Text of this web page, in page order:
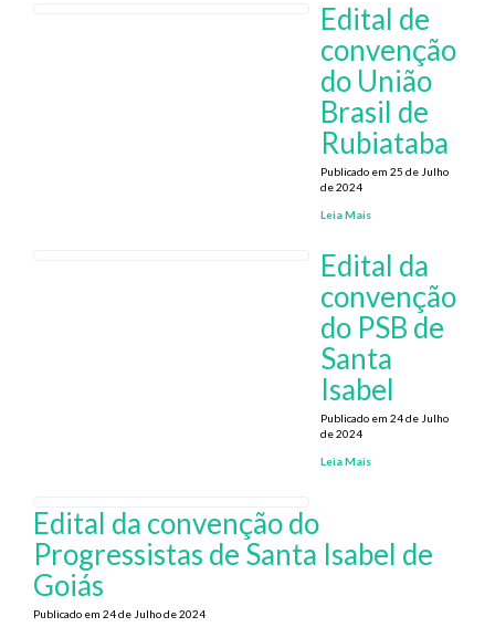
Edital de
convenção
do União
Brasil de
Rubiataba
Publicado em 25 de Julho
de 2024
Leia Mais
Edital da
convenção
do PSB de
Santa
Isabel
Publicado em 24 de Julho
de 2024
Leia Mais
Edital da convenção do
Progressistas de Santa Isabel de
Goiás
Publicado em 24 de Julho de 2024